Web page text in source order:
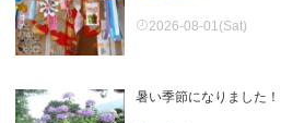
2026-08-01(Sat)
暑い季節になりました！